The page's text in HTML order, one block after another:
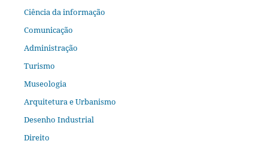
Ciência da informação
Comunicação
Administração
Turismo
Museologia
Arquitetura e Urbanismo
Desenho Industrial
Direito